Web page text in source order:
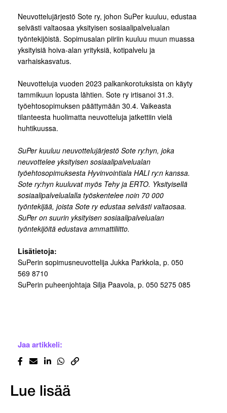
Neuvottelujärjestö Sote ry, johon SuPer kuuluu, edustaa
selvästi valtaosaa yksityisen sosiaalipalvelualan
työntekijöistä. Sopimusalan piiriin kuuluu muun muassa
yksityisiä hoiva-alan yrityksiä, kotipalvelu ja
varhaiskasvatus.
Neuvotteluja vuoden 2023 palkankorotuksista on käyty
tammikuun lopusta lähtien. Sote ry irtisanoi 31.3.
työehtosopimuksen päättymään 30.4. Vaikeasta
tilanteesta huolimatta neuvotteluja jatkettiin vielä
huhtikuussa.
SuPer kuuluu neuvottelujärjestö Sote ry:hyn, joka
neuvottelee yksityisen sosiaalipalvelualan
työehtosopimuksesta Hyvinvointiala HALI ry:n kanssa.
Sote ry:hyn kuuluvat myös Tehy ja ERTO. Yksityisellä
sosiaalipalvelualalla työskentelee noin 70 000
työntekijää, joista Sote ry edustaa selvästi valtaosaa.
SuPer on suurin yksityisen sosiaalipalvelualan
työntekijöitä edustava ammattiliitto.
Lisätietoja:
SuPerin sopimusneuvottelija Jukka Parkkola, p. 050
569 8710
SuPerin puheenjohtaja Silja Paavola, p. 050 5275 085
Jaa artikkeli:
Lue lisää